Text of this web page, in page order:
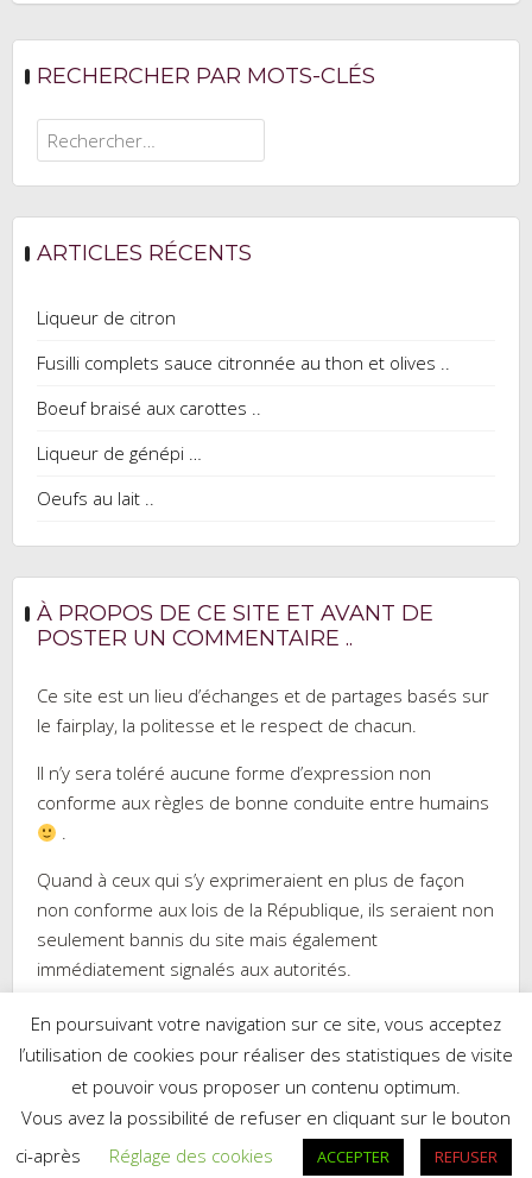
RECHERCHER PAR MOTS-CLÉS
Rechercher :
ARTICLES RÉCENTS
Liqueur de citron
Fusilli complets sauce citronnée au thon et olives ..
Boeuf braisé aux carottes ..
Liqueur de génépi …
Oeufs au lait ..
À PROPOS DE CE SITE ET AVANT DE
POSTER UN COMMENTAIRE ..
Ce site est un lieu d’échanges et de partages basés sur
le fairplay, la politesse et le respect de chacun.
Il n’y sera toléré aucune forme d’expression non
conforme aux règles de bonne conduite entre humains
.
Quand à ceux qui s’y exprimeraient en plus de façon
non conforme aux lois de la République, ils seraient non
seulement bannis du site mais également
immédiatement signalés aux autorités.
Réalisé par WordPress|Thème :Trustedpar UXL Themes
Mes recettes sur Cookpad.fr
En poursuivant votre navigation sur ce site, vous acceptez
l’utilisation de cookies pour réaliser des statistiques de visite
et pouvoir vous proposer un contenu optimum.
Vous avez la possibilité de refuser en cliquant sur le bouton
ci-après
Réglage des cookies ACCEPTER REFUSER